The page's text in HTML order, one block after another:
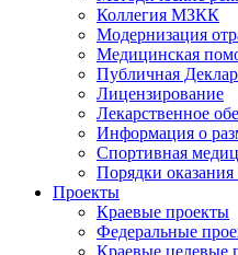
Коллегия МЗКК
Модернизация
Медицинская
Публичная
Лицензирование
Лекарственное
Информация о
Спортивная
Порядки
Проекты
Краевые проекты
Федеральные
Краевые целевые